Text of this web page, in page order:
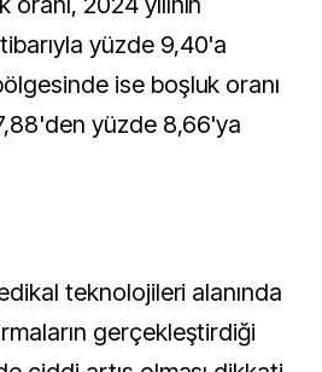
yüzde 9,40'a
ise boşluk oranı
yüzde 8,66'ya
teknolojileri alanında
gerçekleştirdiği